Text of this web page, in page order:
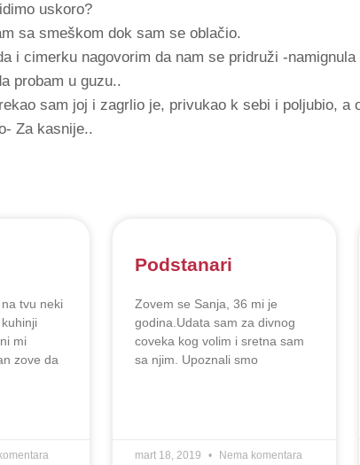
uskoro?
sa smeškom dok sam se oblačio.
i cimerku nagovorim da nam se pridruži -
probam u guzu..
sam joj i zagrlio je, privukao k sebi i poljubio, a
Za kasnije..
tvu neki
mi
zove da
Podstanari
Zovem se Sanja, 36 mi je
godina.Udata sam za divnog
coveka kog volim i sretna sam
sa njim. Upoznali smo
mart 18, 2019 Nema komentara